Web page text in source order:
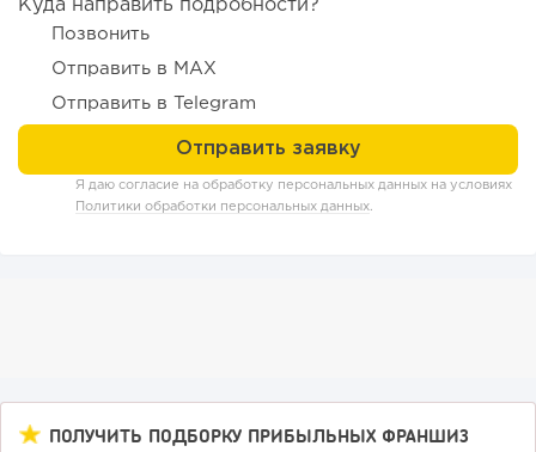
Coffee Way приступил к масштабированию собственной
Куда направить подробности?
Позвонить
Отправить в MAX
Отправить в Telegram
Я даю согласие на обработку персональных данных на условиях
Политики обработки персональных данных
ПОЛУЧИТЬ ПОДБОРКУ ПРИБЫЛЬНЫХ ФРАНШИЗ